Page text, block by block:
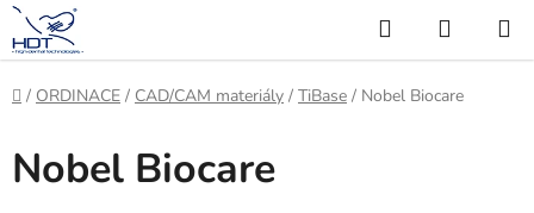
Přejít
na
obsah
Hledat
KOŠÍK
Domů
/ ORDINACE / CAD/CAM materiály / TiBase / Nobel Biocare
Nobel Biocare